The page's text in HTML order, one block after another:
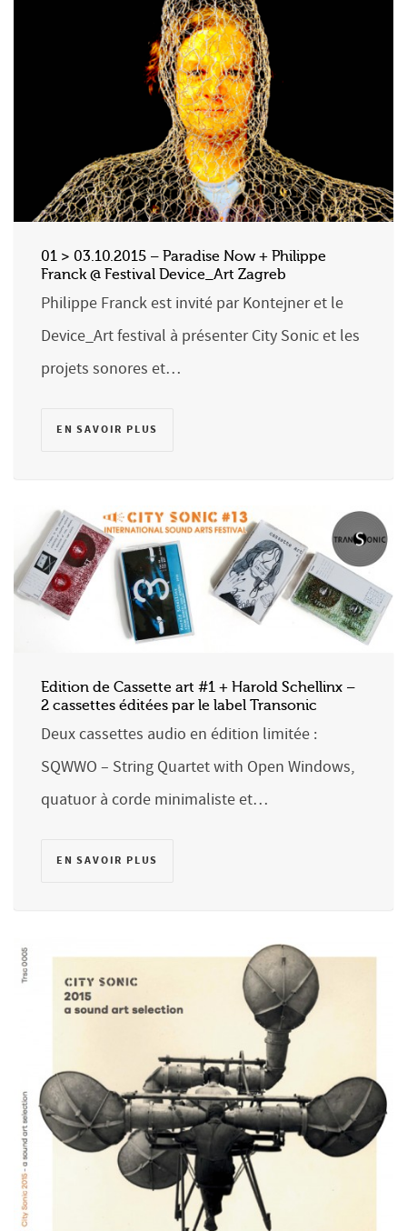
01 > 03.10.2015 – Paradise Now + Philippe
Franck @ Festival Device_Art Zagreb
Philippe Franck est invité par Kontejner et le
Device_Art festival à présenter City Sonic et les
projets sonores et…
EN SAVOIR PLUS
Edition de Cassette art #1 + Harold Schellinx –
2 cassettes éditées par le label Transonic
Deux cassettes audio en édition limitée :
SQWWO – String Quartet with Open Windows,
quatuor à corde minimaliste et…
EN SAVOIR PLUS